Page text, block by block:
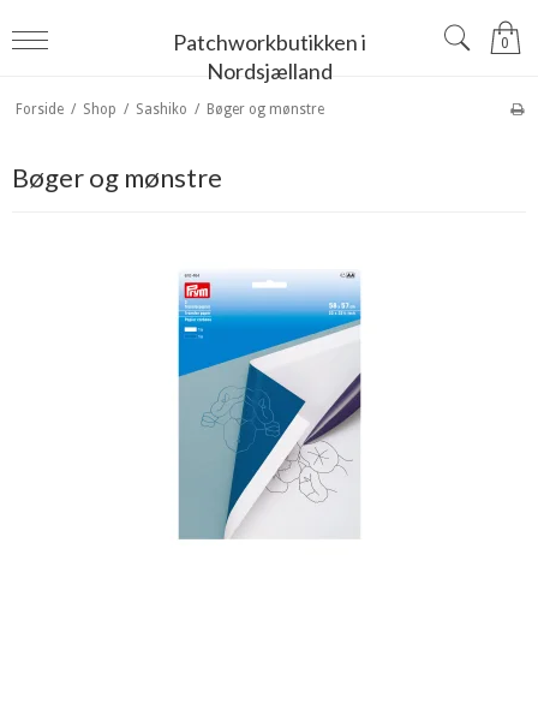
Patchworkbutikken i
Nordsjælland
0
Forside / Shop / Sashiko / Bøger og mønstre
Bøger og mønstre